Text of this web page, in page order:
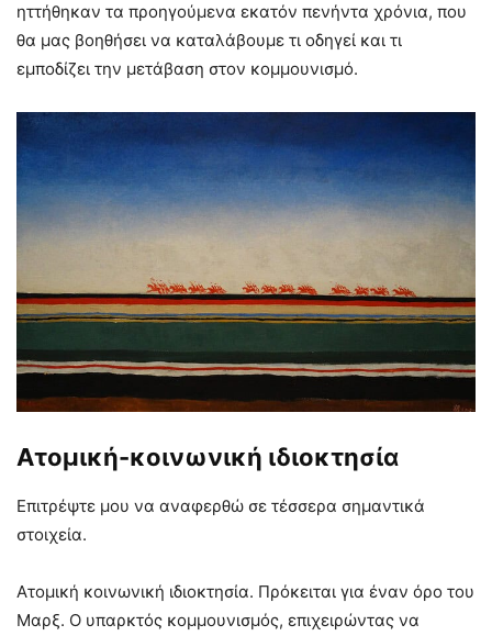
ηττήθηκαν τα προηγούμενα εκατόν πενήντα χρόνια, που
θα μας βοηθήσει να καταλάβουμε τι οδηγεί και τι
εμποδίζει την μετάβαση στον κομμουνισμό.
Ατομική-κοινωνική ιδιοκτησία
Επιτρέψτε μου να αναφερθώ σε τέσσερα σημαντικά
στοιχεία.
Ατομική κοινωνική ιδιοκτησία. Πρόκειται για έναν όρο του
Μαρξ. Ο υπαρκτός κομμουνισμός, επιχειρώντας να